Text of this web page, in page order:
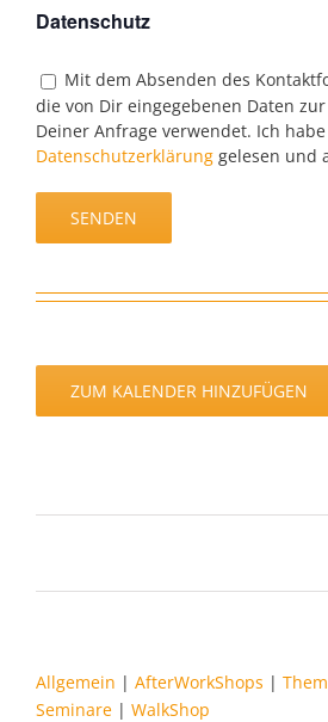
Datenschutz
Mit dem Absenden des
die von Dir eingegebenen Daten
Deiner Anfrage verwendet. Ich
Datenschutzerklärung gelesen und
ZUM KALENDER HINZUFÜGEN
Allgemein | AfterWorkShops |
Seminare | WalkShop